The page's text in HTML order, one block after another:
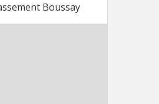
Boussay